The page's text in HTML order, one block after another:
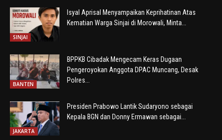
SINJAI
Isyal Aprisal Menyampaikan Keprihatinan Atas
Kematian Warga Sinjai di Morowali, Minta...
BANTEN
BPPKB Cibadak Mengecam Keras Dugaan
Pengeroyokan Anggota DPAC Muncang, Desak
Polres...
JAKARTA
Presiden Prabowo Lantik Sudaryono sebagai
Kepala BGN dan Donny Ermawan sebagai...